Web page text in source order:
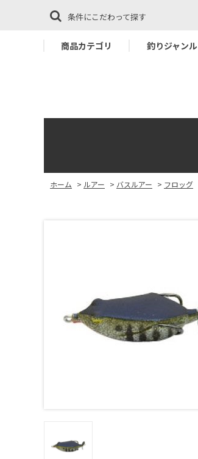
条件にこだわって探す
商品カテゴリ 釣りジャンル
ホーム > ルアー > バスルアー > フロッグ